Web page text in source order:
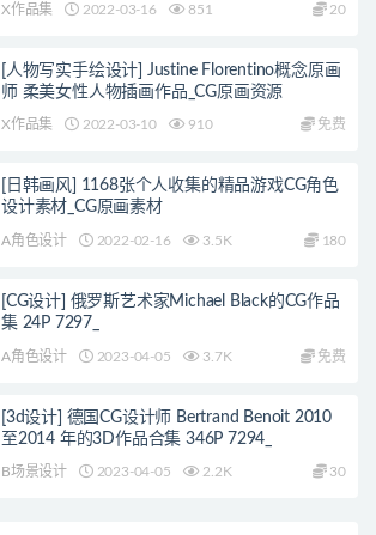
X作品集 2022-03-16 851 20
[人物写实手绘设计] Justine Florentino概念原画
师 柔美女性人物插画作品_CG原画资源
X作品集 2022-03-10 910 免费
[日韩画风] 1168张个人收集的精品游戏CG角色
设计素材_CG原画素材
A角色设计 2022-02-16 3.5K 180
[CG设计] 俄罗斯艺术家Michael Black的CG作品
集 24P 7297_
A角色设计 2023-04-05 3.7K 免费
[3d设计] 德国CG设计师 Bertrand Benoit 2010
至2014 年的3D作品合集 346P 7294_
B场景设计 2023-04-05 2.2K 30